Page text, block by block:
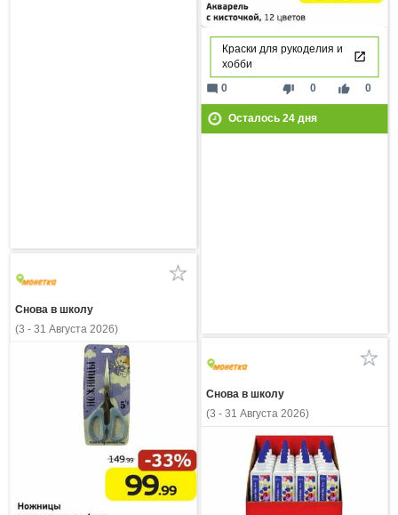
Краски для рукоделия и
хобби
thumb_down 0 thumb_up 0
mode_comment 0
Осталось 24дня
Снова в школу
(3 - 31 Августа 2026)
Снова в школу
(3 - 31 Августа 2026)